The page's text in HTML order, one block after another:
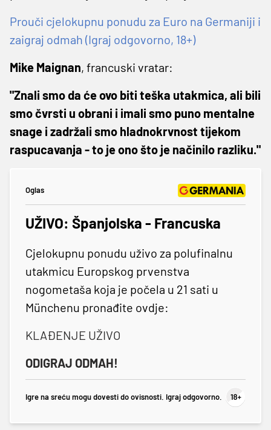
Prouči cjelokupnu ponudu za Euro na Germaniji i
zaigraj odmah (Igraj odgovorno, 18+)
Mike Maignan, francuski vratar:
"Znali smo da će ovo biti teška utakmica, ali bili
smo čvrsti u obrani i imali smo puno mentalne
snage i zadržali smo hladnokrvnost tijekom
raspucavanja - to je ono što je načinilo razliku."
Oglas
UŽIVO: Španjolska - Francuska
Cjelokupnu ponudu uživo za polufinalnu
utakmicu Europskog prvenstva
nogometaša koja je počela u 21 sati u
Münchenu pronađite ovdje:
KLAĐENJE UŽIVO
ODIGRAJ ODMAH!
Igre na sreću mogu dovesti do ovisnosti. Igraj odgovorno.